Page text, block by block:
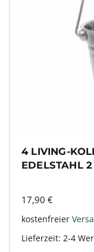
4 LIVING-
EDELSTAHL
17,90 €
kostenfreier
Lieferzeit: 2-4